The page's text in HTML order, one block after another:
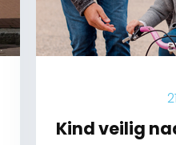
Kind veilig